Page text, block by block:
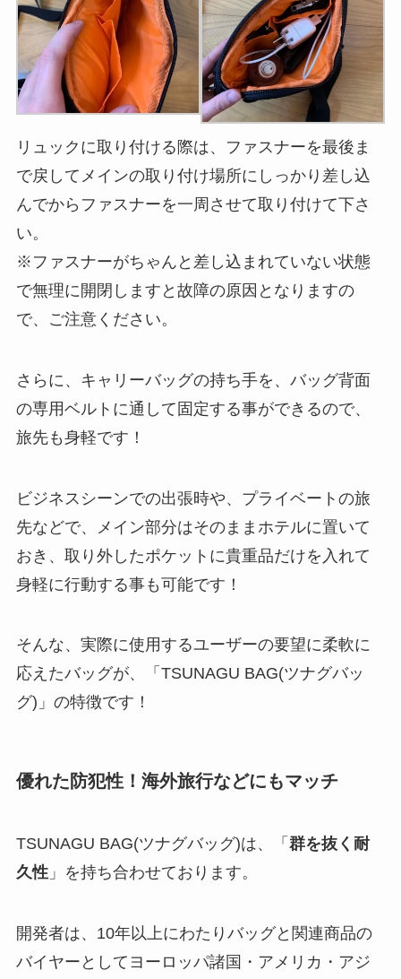
リュックに取り付ける際は、ファスナーを最後ま
で戻してメインの取り付け場所にしっかり差し込
んでからファスナーを一周させて取り付けて下さ
い。
※ファスナーがちゃんと差し込まれていない状態
で無理に開閉しますと故障の原因となりますの
で、ご注意ください。
さらに、キャリーバッグの持ち手を、バッグ背面
の専用ベルトに通して固定する事ができるので、
旅先も身軽です！
ビジネスシーンでの出張時や、プライベートの旅
先などで、メイン部分はそのままホテルに置いて
おき、取り外したポケットに貴重品だけを入れて
身軽に行動する事も可能です！
そんな、実際に使用するユーザーの要望に柔軟に
応えたバッグが、「TSUNAGU BAG(ツナグバッ
グ)」の特徴です！
優れた防犯性！海外旅行などにもマッチ
TSUNAGU BAG(ツナグバッグ)は、「 群を抜く耐
久性」を持ち合わせております。
開発者は、10年以上にわたりバッグと関連商品の
バイヤーとしてヨーロッパ諸国・アメリカ・アジ